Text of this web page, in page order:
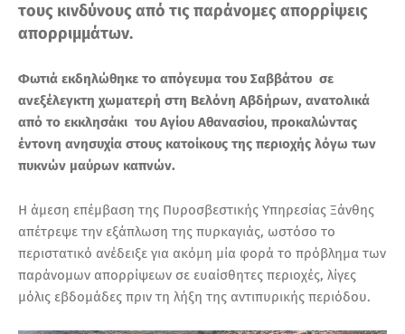
τους κινδύνους από τις παράνομες απορρίψεις
απορριμμάτων.
Φωτιά εκδηλώθηκε το απόγευμα του Σαββάτου σε
ανεξέλεγκτη χωματερή στη Βελόνη Αβδήρων, ανατολικά
από το εκκλησάκι του Αγίου Αθανασίου, προκαλώντας
έντονη ανησυχία στους κατοίκους της περιοχής λόγω των
πυκνών μαύρων καπνών.
Η άμεση επέμβαση της Πυροσβεστικής Υπηρεσίας Ξάνθης
απέτρεψε την εξάπλωση της πυρκαγιάς, ωστόσο το
περιστατικό ανέδειξε για ακόμη μία φορά το πρόβλημα των
παράνομων απορρίψεων σε ευαίσθητες περιοχές, λίγες
μόλις εβδομάδες πριν τη λήξη της αντιπυρικής περιόδου.